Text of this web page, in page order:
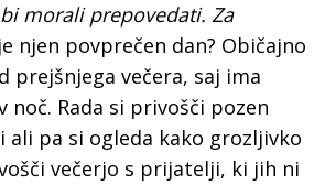
morali prepovedati. Za
njen povprečen dan? Običajno
prejšnjega večera, saj ima
noč. Rada si privošči pozen
pa si ogleda kako grozljivko
večerjo s prijatelji, ki jih ni